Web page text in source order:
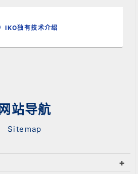
IKO独有技术介绍
网站导航
Sitemap